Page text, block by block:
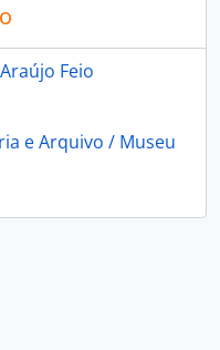
Feio
e Arquivo / Museu